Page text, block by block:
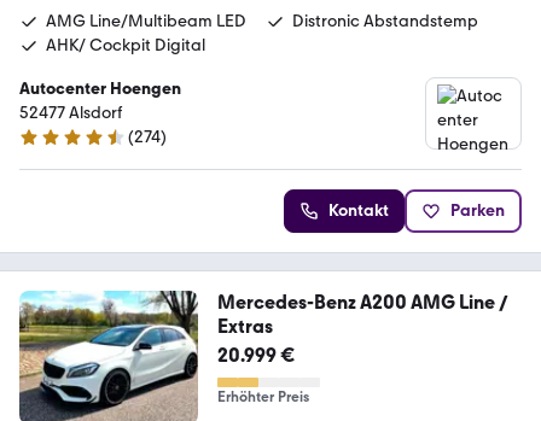
AMG Line/Multibeam LED
Distronic Abstandstemp
AHK/ Cockpit Digital
Autocenter Hoengen
52477 Alsdorf
4.5 Sterne
(274)
Kontakt Parken
Mercedes-Benz A200 AMG Line /
Extras
20.999 €
Erhöhter Preis